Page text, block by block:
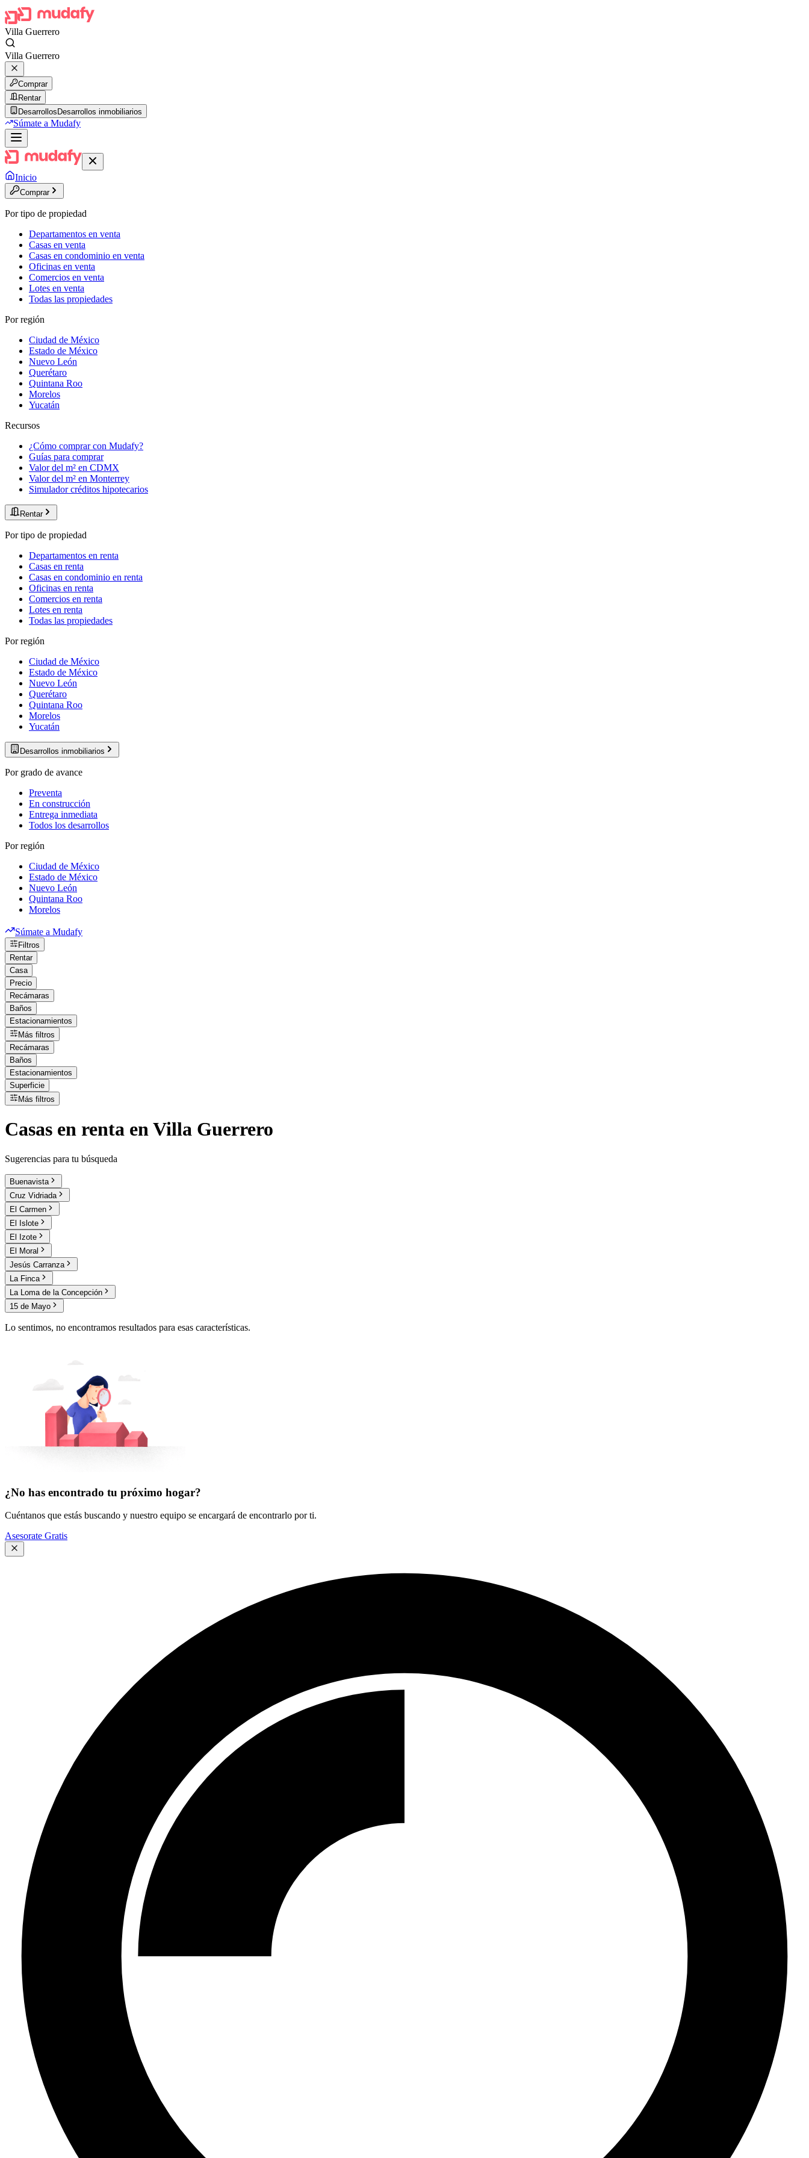
Villa Guerrero
Villa Guerrero
Comprar
Rentar
Desarrollos Desarrollos inmobiliarios
Súmate a Mudafy
Inicio
Comprar
Por tipo de propiedad
Departamentos en venta
Casas en venta
Casas en condominio en venta
Oficinas en venta
Comercios en venta
Lotes en venta
Todas las propiedades
Por región
Ciudad de México
Estado de México
Nuevo León
Querétaro
Quintana Roo
Morelos
Yucatán
Recursos
¿Cómo comprar con Mudafy?
Guías para comprar
Valor del m² en CDMX
Valor del m² en Monterrey
Simulador créditos hipotecarios
Rentar
Por tipo de propiedad
Departamentos en renta
Casas en renta
Casas en condominio en renta
Oficinas en renta
Comercios en renta
Lotes en renta
Todas las propiedades
Por región
Ciudad de México
Estado de México
Nuevo León
Querétaro
Quintana Roo
Morelos
Yucatán
Desarrollos inmobiliarios
Por grado de avance
Preventa
En construcción
Entrega inmediata
Todos los desarrollos
Por región
Ciudad de México
Estado de México
Nuevo León
Quintana Roo
Morelos
Súmate a Mudafy
Filtros
Rentar
Casa
Precio
Recámaras
Baños
Estacionamientos
Más filtros
Recámaras
Baños
Estacionamientos
Superficie
Más filtros
Casas en renta en Villa Guerrero
Sugerencias para tu búsqueda
Buenavista
Cruz Vidriada
El Carmen
El Islote
El Izote
El Moral
Jesús Carranza
La Finca
La Loma de la Concepción
15 de Mayo
Lo sentimos, no encontramos resultados para esas características.
¿No has encontrado tu próximo hogar?
Cuéntanos que estás buscando y nuestro equipo se encargará de encontrarlo por ti.
Asesorate Gratis